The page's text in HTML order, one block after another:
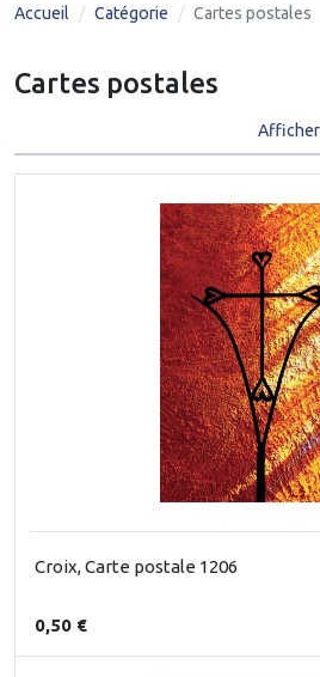
Accueil Catégorie Cartes postales
Cartes postales
Croix, Carte postale 1206
0,50 €